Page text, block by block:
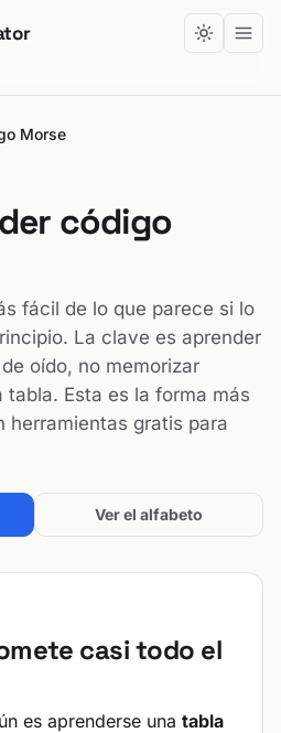
Morse
código
fácil de lo que parece si lo
La clave es aprender
oído, no memorizar
Esta es la forma más
herramientas gratis para
Ver el alfabeto
casi todo el
es aprenderse una tabla